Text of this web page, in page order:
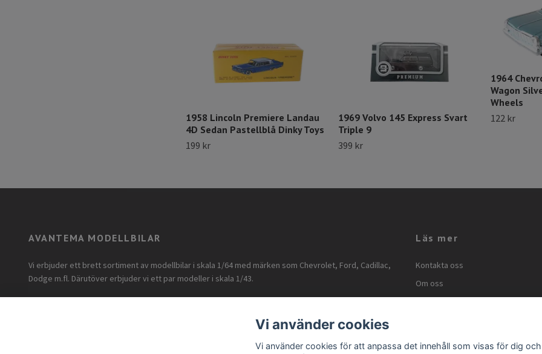
1958 Lincoln Premiere Landau
4D Sedan Pastellblå Dinky Toys
199 kr
1969 Volvo 145 Express Svart
Triple 9
399 kr
1964
Wagon
Wheels
122 kr
AVANTEMA MODELLBILAR
Vi erbjuder ett brett sortiment av modellbilar i skala 1/64 med märken som Chevrolet, Ford, Cadillac,
Dodge m.fl. Därutöver erbjuder vi ett par modeller i skala 1/43.
Läs mer
Kontakta oss
Om oss
Vi använder cookies
Vi använder cookies för att anpassa det innehåll som visas för dig